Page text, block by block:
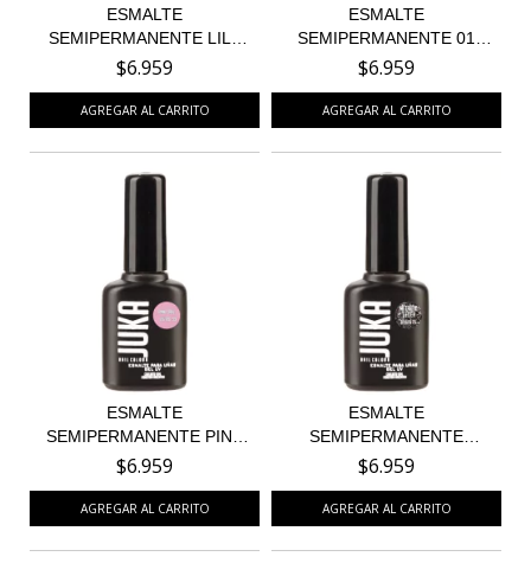
ESMALTE
SEMIPERMANENTE LILA
CAKE 72
$6.959
ESMALTE
SEMIPERMANENTE 01
WHITE RABBIT
$6.959
ESMALTE
SEMIPERMANENTE PINK
CAKE 59
$6.959
ESMALTE
SEMIPERMANENTE
METALLIC GLITTER...
$6.959